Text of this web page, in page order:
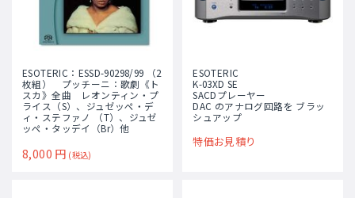
ESOTERIC：ESSD-90298/99 （2
枚組） プッチーニ：歌劇《ト
スカ》全曲 レオンティン・プ
ライス（S）、ジュゼッペ・デ
ィ・ステファノ （T）、ジュゼ
ッペ・タッデイ（Br）他
8,000 円 (税込)
ESOTERIC
K-03XD SE
SACDプレーヤー
DAC のアナログ回路を ブラッ
シュアップ
特価お見積り